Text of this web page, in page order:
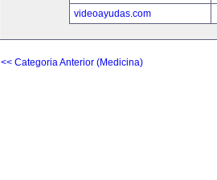
videoayudas.com
<< Categoria Anterior (Medicina)